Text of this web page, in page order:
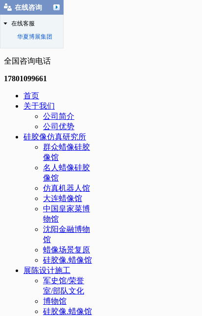
全国咨询电话
17801099661
首页
关于我们
公司简介
公司优势
硅胶像仿真研究所
群众蜡像硅胶
像馆
名人蜡像硅胶
像馆
仿真机器人馆
大连蜡像馆
中国皇家菜博
物馆
沈阳金融博物
馆
蜡像场景复原
硅胶像.蜡像馆
展陈设计施工
军史馆/荣誉
室/部队文化
博物馆
硅胶像.蜡像馆
在线咨询
在线客服
华夏博展集团